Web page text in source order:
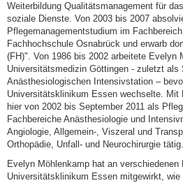
Weiterbildung Qualitätsmanagement für
soziale Dienste. Von 2003 bis 2007
Pflegemanagementstudium im
Fachhochschule Osnabrück und erwarb
(FH)". Von 1986 bis 2002 arbeitete Evelyn
Universitätsmedizin Göttingen - zuletzt als
Anästhesiologischen Intensivstation –
Universitätsklinikum Essen wechselte. Mit
hier von 2002 bis September 2011 als
Fachbereiche Anästhesiologie und
Angiologie, Allgemein-, Viszeral und
Orthopädie, Unfall- und Neurochirurgie tätig.
Evelyn Möhlenkamp hat an verschiedenen
Universitätsklinikum Essen mitgewirkt,